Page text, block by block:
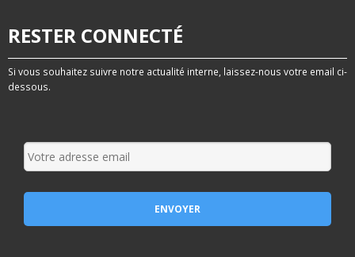
RESTER CONNECTÉ
Si vous souhaitez suivre notre actualité interne, laissez-nous votre email ci-
dessous.